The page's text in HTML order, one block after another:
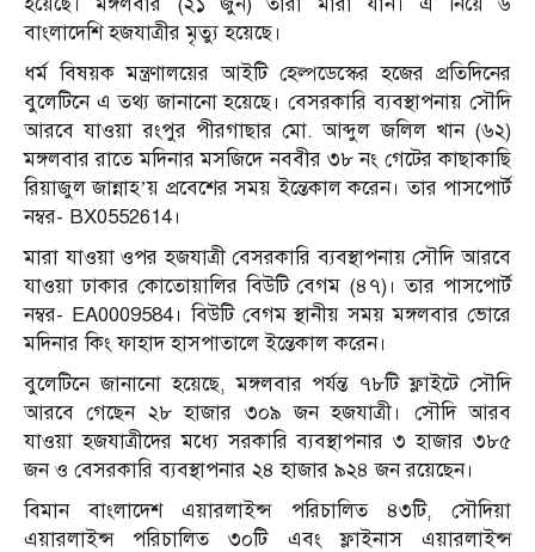
বাংলাদেশি হজযাত্রীর মৃত্যু হয়েছে।
ধর্ম বিষয়ক মন্ত্রণালয়ের আইটি হেল্পডেস্কের হজের প্রতিদিনের
বুলেটিনে এ তথ্য জানানো হয়েছে। বেসরকারি ব্যবস্থাপনায় সৌদি
আরবে যাওয়া রংপুর পীরগাছার মো. আব্দুল জলিল খান (৬২)
মঙ্গলবার রাতে মদিনার মসজিদে নববীর ৩৮ নং গেটের কাছাকাছি
রিয়াজুল জান্নাহ’য় প্রবেশের সময় ইন্তেকাল করেন। তার পাসপোর্ট
নম্বর- BX0552614।
মারা যাওয়া ওপর হজযাত্রী বেসরকারি ব্যবস্থাপনায় সৌদি আরবে
যাওয়া ঢাকার কোতোয়ালির বিউটি বেগম (৪৭)। তার পাসপোর্ট
নম্বর- EA0009584। বিউটি বেগম স্থানীয় সময় মঙ্গলবার ভোরে
মদিনার কিং ফাহাদ হাসপাতালে ইন্তেকাল করেন।
বুলেটিনে জানানো হয়েছে, মঙ্গলবার পর্যন্ত ৭৮টি ফ্লাইটে সৌদি
আরবে গেছেন ২৮ হাজার ৩০৯ জন হজযাত্রী। সৌদি আরব
যাওয়া হজযাত্রীদের মধ্যে সরকারি ব্যবস্থাপনার ৩ হাজার ৩৮৫
জন ও বেসরকারি ব্যবস্থাপনার ২৪ হাজার ৯২৪ জন রয়েছেন।
বিমান বাংলাদেশ এয়ারলাইন্স পরিচালিত ৪৩টি, সৌদিয়া
এয়ারলাইন্স পরিচালিত ৩০টি এবং ফ্লাইনাস এয়ারলাইন্স